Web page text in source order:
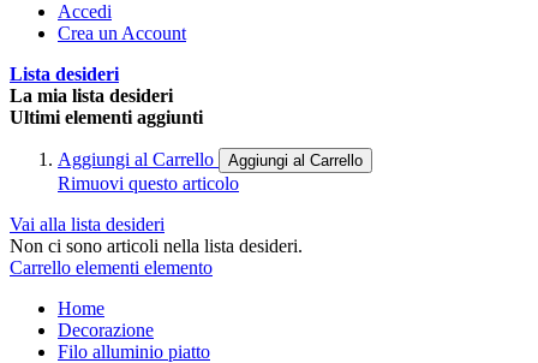
Accedi
Crea un Account
Lista desideri
La mia lista desideri
Ultimi elementi aggiunti
Aggiungi al Carrello Aggiungi al Carrello
Rimuovi questo articolo
Vai alla lista desideri
Non ci sono articoli nella lista desideri.
Carrello elementi elemento
Home
Decorazione
Filo alluminio piatto